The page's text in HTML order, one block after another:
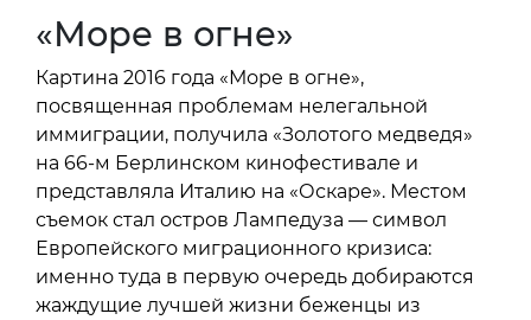
«Море в огне»
Картина 2016 года «Море в огне»,
посвященная проблемам нелегальной
иммиграции, получила «Золотого медведя»
на 66-м Берлинском кинофестивале и
представляла Италию на «Оскаре». Местом
съемок стал остров Лампедуза — символ
Европейского миграционного кризиса:
именно туда в первую очередь добираются
жаждущие лучшей жизни беженцы из